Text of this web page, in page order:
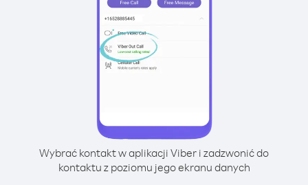
Wybrać kontakt w aplikacji Viber i zadzwonić do
kontaktu z poziomu jego ekranu danych